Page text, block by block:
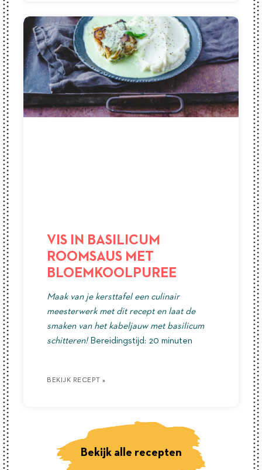
BEKIJK RECEPT »
BEKIJK RECEPT »
VIS IN BASILICUM
ROOMSAUS MET
BLOEMKOOLPUREE
Maak van je kersttafel een culinair
meesterwerk met dit recept en laat de
smaken van het kabeljauw met basilicum
schitteren! Bereidingstijd: 20 minuten
BEKIJK RECEPT »
Bekijk alle recepten